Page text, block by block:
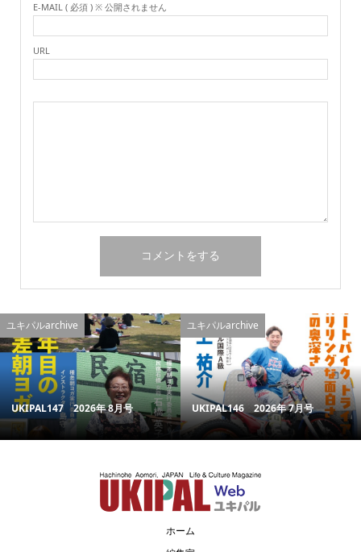
E-MAIL ( 必須 ) ※ 公開されません
URL
ユキパルarchive
UKIPAL147 2026年 8月号
ユキパルarchive
UKIPAL146 2026年 7月号
ホーム